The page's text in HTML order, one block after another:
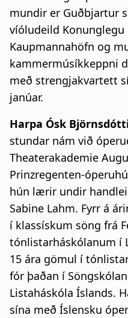
mundir er Guðbjartur
víóludeild
Kaupmannahöfn og
kammermúsíkkeppni
með strengjakvartett
janúar.
Harpa Ósk
stundar nám við
Theaterakademie
Prinzregenten-
hún lærir undir
Sabine Lahm. Fyrr á
í klassískum söng frá
tónlistarháskólanum í
15 ára gömul í
fór þaðan í
Listaháskóla Íslands.
sína með Íslensku